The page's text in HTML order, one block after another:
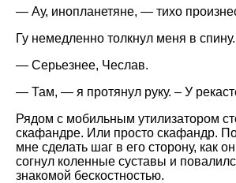
— Ау, инопланетяне, — тихо
Гу немедленно толкнул меня в спину.
— Серьезнее, Чеслав.
— Там, — я протянул руку. – У
Рядом с мобильным утилизатором
скафандре. Или просто скафандр.
мне сделать шаг в его сторону, как
согнул коленные суставы и
знакомой бескостностью.